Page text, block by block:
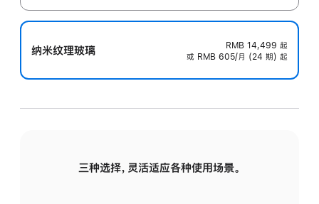
纳米纹理玻璃 RMB 14,499 起
或 RMB 605/月 (24 期) 起
三种选择，灵活适应各种使用场景。